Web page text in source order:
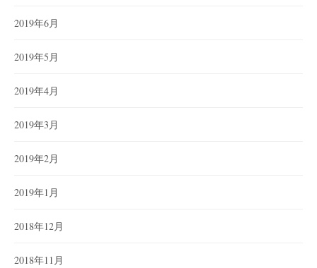
2019年6月
2019年5月
2019年4月
2019年3月
2019年2月
2019年1月
2018年12月
2018年11月